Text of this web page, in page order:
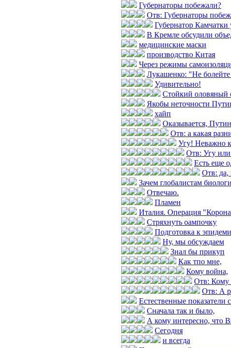
Губернаторы побежали?
Отв: Губернаторы
Губернатор Камчатки
В Кремле обсудили
медицинские маски
производство Китая
Через режимы
Лукашенко: "Не
Удивительно!
Стойкий оловяный
Якобы неточности
хайп
Оказывается,
Отв: а какая
Угу! Неважно
Отв: Угу или
Есть еще
Отв: да,
Зачем глобалистам
Отвечаю.
Пламен
Италия. Операция
Стряхнуть оампочку
Подготовка к
Ну, мы обсуждаем
Знал бы прикуп
Как тпо мне,
Кому война,
Отв: Кому
Отв: А
Естественные показатели
Сначала так и было,
А кому интересно, что
Сегодня
и всегда